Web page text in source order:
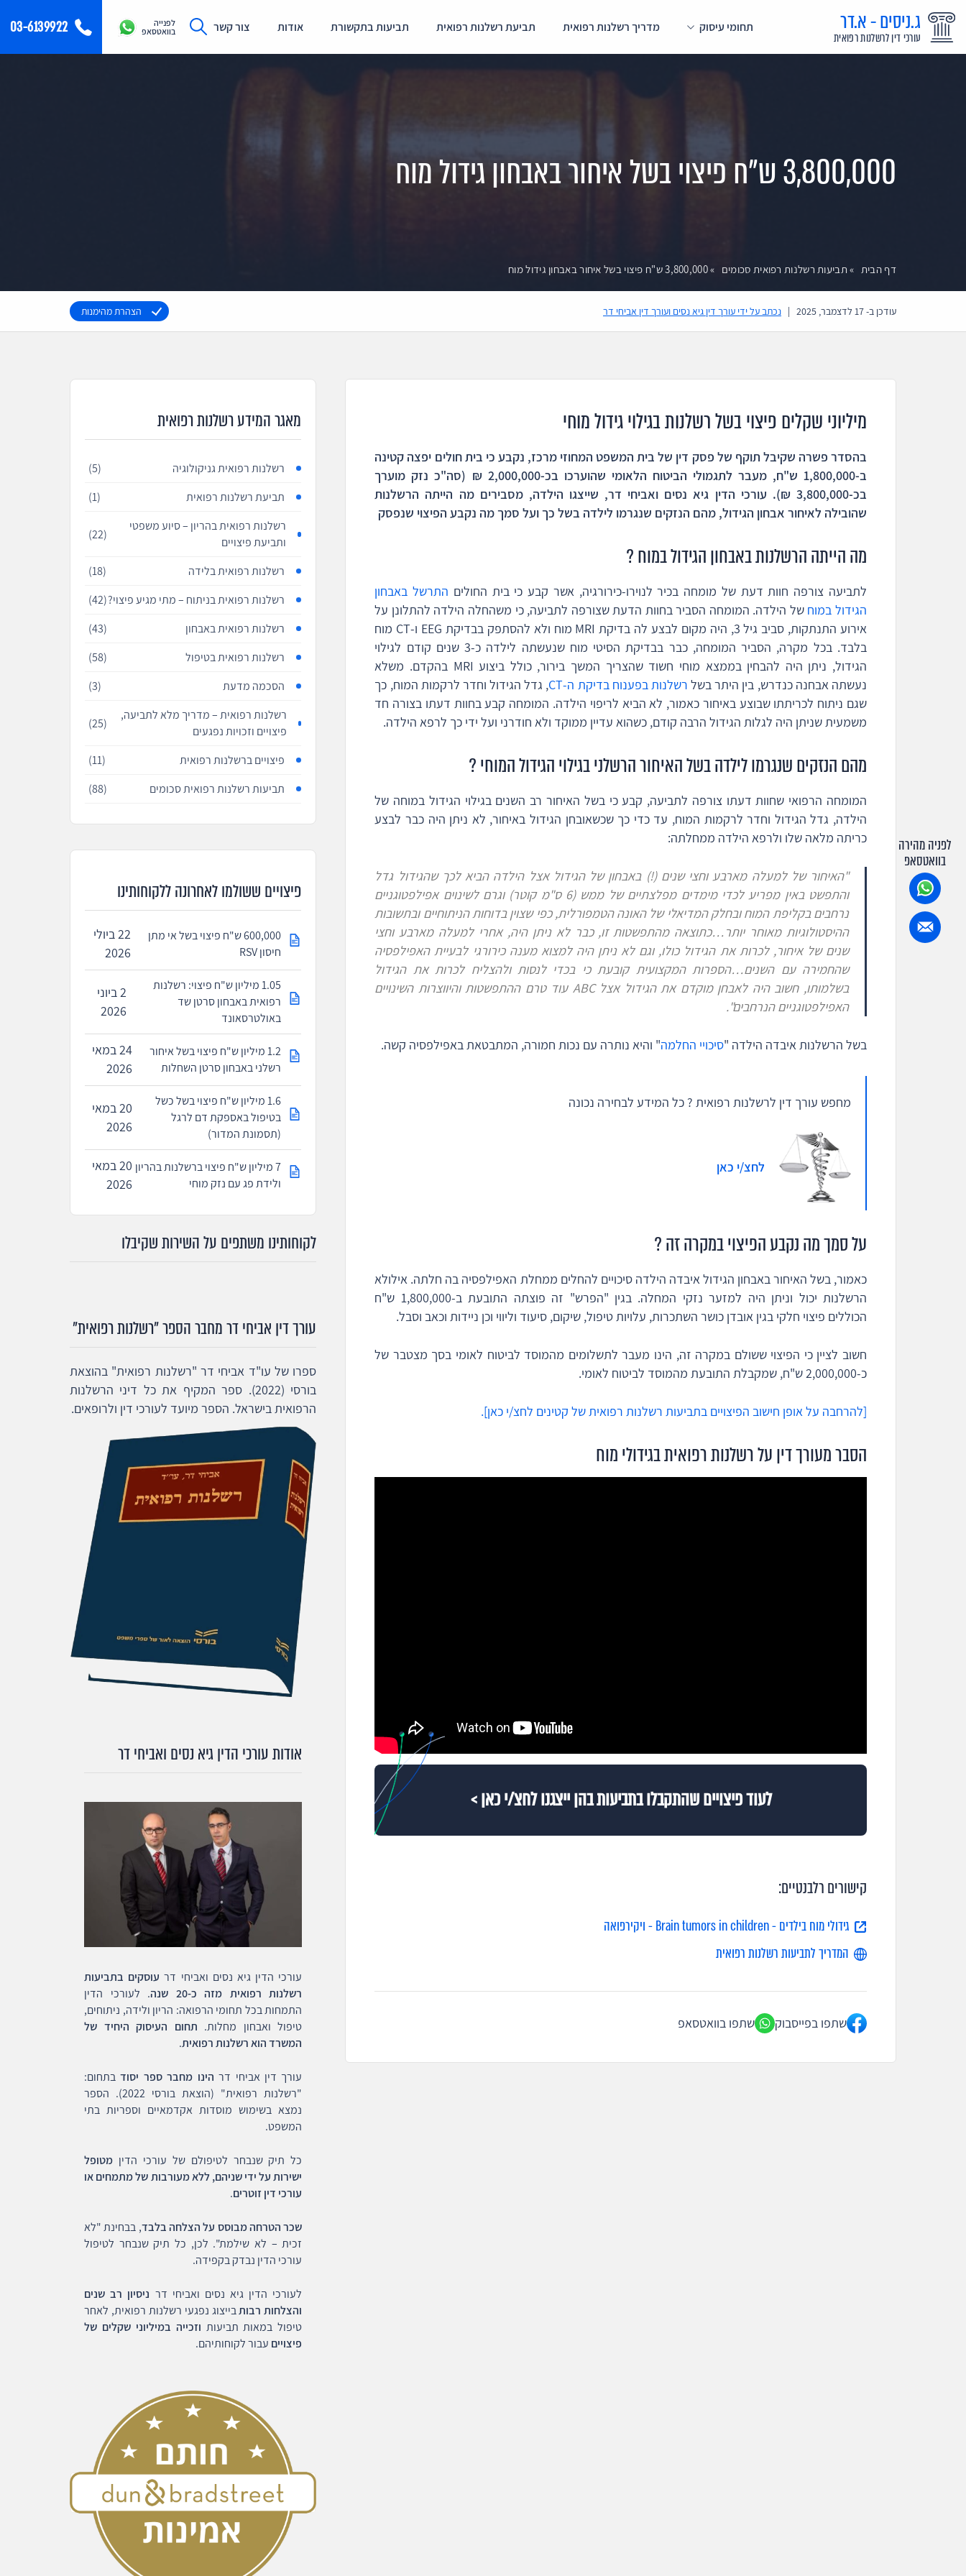
ג.ניסים - א.דר
עורכי דין לרשלנות רפואית
תחומי עיסוק מדריך רשלנות רפואית תביעת רשלנות רפואית תביעות בתקשורת אודות צור קשר 03-6139922
לפנייה
בוואטסאפ
דף הבית » תביעות רשלנות רפואית סכומים »3,800,000 ש"ח פיצוי בשל איחור באבחון גידול מוח
3,800,000 ש"ח פיצוי בשל איחור באבחון גידול מוח
עודכן ב-17 לדצמבר, 2025 | נכתב על ידי עורך דין גיא נסים ועורך דין אביחי דר הצהרת מהימנות
מיליוני שקלים פיצוי בשל רשלנות בגילוי גידול מוחי
בהסדר פשרה שקיבל תוקף של פסק דין של בית המשפט המחוזי מרכז, נקבע כי בית חולים יפצה קטינה
ב-1,800,000 ש"ח, מעבר לתגמולי הביטוח הלאומי שהוערכו בכ-2,000,000 ₪ (סה"כ נזק מוערך
בכ-3,800,000 ₪). עורכי הדין גיא נסים ואביחי דר, שייצגו הילדה, מסבירים מה הייתה הרשלנות
שהובילה לאיחור אבחון הגידול, מהם הנזקים שנגרמו לילדה בשל כך ועל סמך מה נקבע הפיצוי שנפסק
מה הייתה הרשלנות באבחון הגידול במוח ?
לתביעה צורפה חוות דעת של מומחה בכיר לנוירו-כירורגיה, אשר קבע כי בית החולים התרשל באבחון
הגידול במוח של הילדה. המומחה הסביר בחוות הדעת שצורפה לתביעה, כי משהחלה הילדה להתלונן על
אירוע התנתקות, סביב גיל 3, היה מקום לבצע לה בדיקת MRI מוח ולא להסתפק בבדיקת EEG ו-CT מוח
בלבד. בכל מקרה, הסביר המומחה, כבר בבדיקת הסיטי מוח שנעשתה לילדה כ-3 שנים קודם לגילוי
הגידול, ניתן היה להבחין בממצא מוחי חשוד שהצריך המשך בירור, כולל ביצוע MRI בהקדם. משלא
נעשתה אבחנה כנדרש, בין היתר בשל רשלנות בפענוח בדיקת ה-CT
, גדל הגידול וחדר לרקמות המוח, כך
שגם ניתוח לכריתתו שבוצע באיחור כאמור, לא הביא לריפוי הילדה. המומחה קבע בחוות דעתו בצורה חד
משמעית שניתן היה לגלות הגידול הרבה קודם, כשהוא עדיין ממוקד ולא חודרני ועל ידי כך לרפא הילדה.
מהם הנזקים שנגרמו לילדה בשל האיחור הרשלני בגילוי הגידול המוחי ?
המומחה הרפואי שחוות דעתו צורפה לתביעה, קבע כי בשל האיחור רב השנים בגילוי הגידול במוחה של
הילדה, גדל הגידול וחדר לרקמות המוח, עד כדי כך שכשאובחן הגידול באיחור, לא ניתן היה כבר לבצע
כריתה מלאה שלו ולרפא הילדה ממחלתה:
"האיחור של למעלה מארבע וחצי שנים (!) באבחון של הגידול אצל הילדה הביא לכך שהגידול גדל
והתפשט באין מפריע לכדי מימדים מפלצתיים של ממש (6 ס"מ קוטר)
וגרם לשינוים אפילפטוגניים
נרחבים בקליפת המוח ובחלק המדיאלי של האונה הטמפורלית, כפי שצוין בדוחות הניתוחיים ובתשובות
ההיסטולוגיות מאוחר יותר…כתוצאה מהתפשטות זו, כבר לא ניתן היה, אחרי למעלה מארבע וחצי
שנים של איחור, לכרות את הגידול כולו, וגם לא ניתן היה למצוא מענה כירורגי לבעיית האפילפסיה
שהחמירה עם השנים…הספרות המקצועית קובעת כי בכדי לנסות ולהצליח לכרות את הגידול
בשלמותו, חשוב היה לאבחן מוקדם את הגידול אצל ABC עוד טרם ההתפשטות והיווצרות השינויים
האפילפטוגניים הנרחבים".
בשל הרשלנות איבדה הילדה "סיכויי החלמה" והיא נותרה עם נכות חמורה, המתבטאת באפילפסיה קשה.
מחפש עורך דין לרשלנות רפואית ? כל המידע לבחירה נכונה
לחצ/י כאן
על סמך מה נקבע הפיצוי במקרה זה ?
כאמור, בשל האיחור באבחון הגידול איבדה הילדה סיכויים להחלים ממחלת האפילפסיה בה חלתה. אילולא
הרשלנות יכול וניתן היה למזער נזקי המחלה. בגין "הפרש" זה פוצתה התובעת ב-1,800,000 ש"ח
הכוללים פיצוי חלקי בגין אובדן כושר השתכרות, עלויות טיפול, שיקום, סיעוד וליווי וכן ניידות וכאב וסבל.
חשוב לציין כי הפיצוי ששולם במקרה זה, הינו מעבר לתשלומים מהמוסד לביטוח לאומי בסך מצטבר של
כ-2,000,000 ש"ח, שמקבלת התובעת מהמוסד לביטוח לאומי.
[להרחבה על אופן חישוב הפיצויים בתביעות רשלנות רפואית של קטינים לחצ/י כאן].
הסבר מעורך דין על רשלנות רפואית בגידולי מוח
לעוד פיצויים שהתקבלו בתביעות בהן ייצגנו לחצ/י כאן >
קישורים רלבנטיים:
גידולי מוח בילדים - Brain tumors in children - ויקירפואה
המדריך לתביעות רשלנות רפואית
שתפו בפייסבוק שתפו בוואטסאפ
מאגר המידע רשלנות רפואית
רשלנות רפואית גניקולוגיה
(5)
תביעת רשלנות רפואית
(1)
רשלנות רפואית בהריון – סיוע משפטי
ותביעת פיצויים
(22)
רשלנות רפואית בלידה
(18)
רשלנות רפואית בניתוח – מתי מגיע פיצוי?(42)
רשלנות רפואית באבחון
(43)
רשלנות רפואית בטיפול
(58)
הסכמה מדעת
(3)
רשלנות רפואית – מדריך מלא לתביעה,
פיצויים וזכויות נפגעים
(25)
פיצויים ברשלנות רפואית
(11)
תביעות רשלנות רפואית סכומים
(88)
פיצויים ששולמו לאחרונה ללקוחותינו
600,000 ש"ח פיצוי בשל אי מתן
חיסון RSV
22 ביולי
2026
1.05 מיליון ש"ח פיצוי: רשלנות
רפואית באבחון סרטן שד
באולטרסאונד
2 ביוני
2026
1.2 מיליון ש"ח פיצוי בשל איחור
רשלני באבחון סרטן השחלות
24 במאי
2026
1.6 מיליון ש"ח פיצוי בשל כשל
בטיפול באספקת דם לרגל
(תסמונת המדור)
20 במאי
2026
7 מיליון ש"ח פיצוי ברשלנות בהריון
ולידת פג עם נזק מוחי
20 במאי
2026
לקוחותינו משתפים על השירות שקיבלו
עורך דין אביחי דר מחבר הספר "רשלנות רפואית"
ספרו של עו"ד אביחי דר "רשלנות רפואית" בהוצאת
בורסי (2022). ספר המקיף את כל דיני הרשלנות
הרפואית בישראל. הספר מיועד לעורכי דין ולרופאים.
אודות עורכי הדין גיא נסים ואביחי דר
עורכי הדין גיא נסים ואביחי דר עוסקים בתביעות
רשלנות רפואית מזה כ-20 שנה
. לעורכי הדין
התמחות בכל תחומי הרפואה: הריון ולידה, ניתוחים,
טיפול ואבחון מחלות. תחום העיסוק היחיד של
המשרד הוא רשלנות רפואית.
עורך דין אביחי דר הינו מחבר ספר יסודבתחום:
"רשלנות רפואית" (הוצאת בורסי 2022). הספר
נמצא בשימוש מוסדות אקדמאיים וספריות בתי
המשפט.
כל תיק שנבחר לטיפולם של עורכי הדין מטופל
ישירות על ידי שניהם, ללא מעורבות של מתמחים או
עורכי דין זוטרים.
שכר הטרחה מבוסס על הצלחה בלבד, בבחינת "לא
זכית – לא שילמת". לכן, כל תיק שנבחר לטיפול
עורכי הדין נבדק בקפידה.
לעורכי הדין גיא נסים ואביחי דר ניסיון רב שנים
והצלחות רבותבייצוג נפגעי רשלנות רפואית, לאחר
טיפול במאות תביעות וזכייה במיליוני שקלים של
פיצויים עבור לקוחותיהם.
לפניה מהירה
בוואטסאפ